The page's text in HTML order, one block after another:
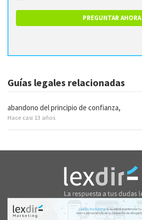
Guías legales relacionadas
abandono del principio de confianza,
Hace casi 13 años